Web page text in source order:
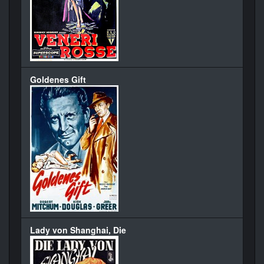
Goldenes Gift
Lady von Shanghai, Die